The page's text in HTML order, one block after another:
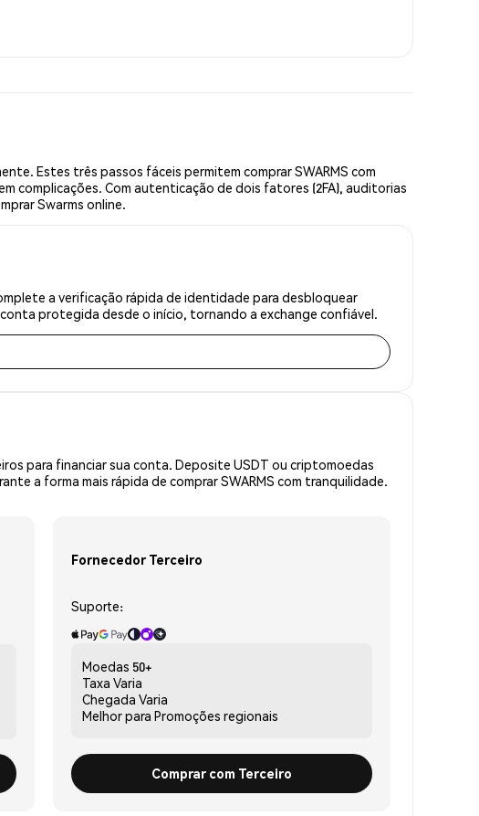
Estes três passos fáceis permitem comprar SWARMS com
complicações. Com autenticação de dois fatores (2FA), auditorias
Swarms online.
a verificação rápida de identidade para desbloquear
protegida desde o início, tornando a exchange confiável.
para financiar sua conta. Deposite USDT ou criptomoedas
a forma mais rápida de comprar SWARMS com tranquilidade.
Fornecedor Terceiro
Suporte:
Moedas 50+
Taxa Varia
Chegada Varia
Melhor para Promoções regionais
Comprar com Terceiro